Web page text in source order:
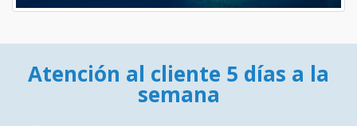
Atención al cliente 5 días a la
semana